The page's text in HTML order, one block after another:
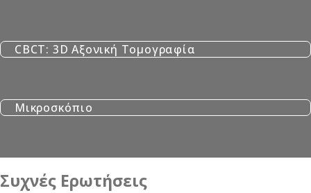
CBCT: 3D Αξονική Τομογραφία
Μικροσκόπιο
Συχνές Ερωτήσεις